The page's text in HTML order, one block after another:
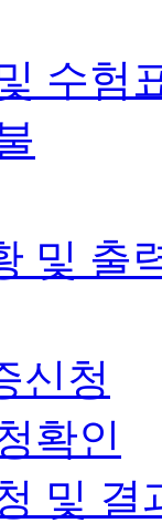
수험
및 출
신청
확인
및 결